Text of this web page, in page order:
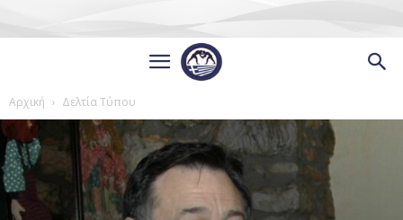
Αρχική Δελτία Τύπου